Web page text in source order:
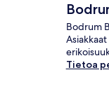
Bodrum
Tietoa